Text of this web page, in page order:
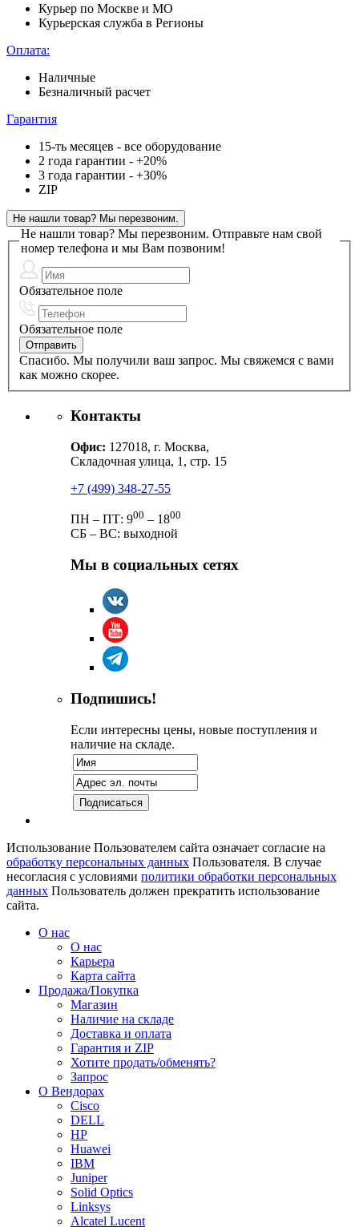
Курьер по Москве и МО
Курьерская служба в Регионы
Оплата:
Наличные
Безналичный расчет
Гарантия
15-ть месяцев - все оборудование
2 года гарантии - +20%
3 года гарантии - +30%
ZIP
Не нашли товар? Мы перезвоним.
Не нашли товар? Мы перезвоним. Отправьте нам свой
номер телефона и мы Вам позвоним!
Обязательное поле
Обязательное поле
Спасибо. Мы получили ваш запрос. Мы свяжемся с вами
как можно скорее.
Контакты
Офис: 127018, г. Москва,
Складочная улица, 1, стр. 15
+7 (499) 348-27-55
ПН – ПТ: 900 – 1800
СБ – ВС: выходной
Мы в социальных сетях
Подпишись!
Если интересны цены, новые поступления и
наличие на складе.
Использование Пользователем сайта означает согласие на
обработку персональных данных Пользователя. В случае
несогласия с условиями политики обработки персональных
данных Пользователь должен прекратить использование
сайта.
О нас
О нас
Карьера
Карта сайта
Продажа/Покупка
Магазин
Наличие на складе
Доставка и оплата
Гарантия и ZIP
Хотите продать/обменять?
Запрос
О Вендорах
Cisco
DELL
HP
Huawei
IBM
Juniper
Solid Optics
Linksys
Alcatel Lucent